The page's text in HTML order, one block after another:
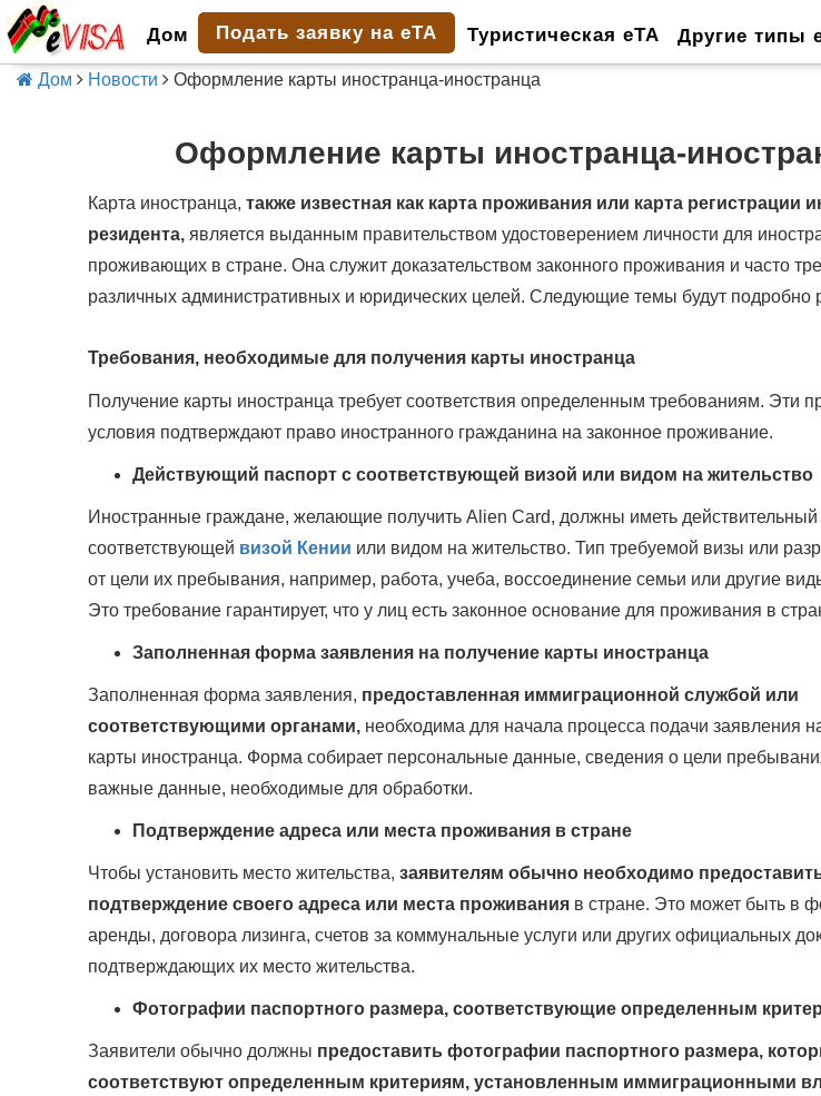
Дом Подать заявку на eTA Туристическая eTA Другие типы
Дом Новости Оформление карты иностранца-иностранца
Оформление карты иностранца-
Карта иностранца, также известная как карта проживания или карта регистрации
резидента,является выданным правительством удостоверением личности для
проживающих в стране. Она служит доказательством законного проживания и часто
различных административных и юридических целей. Следующие темы будут подробно
Требования, необходимые для получения карты иностранца
Получение карты иностранца требует соответствия определенным требованиям. Эти
условия подтверждают право иностранного гражданина на законное проживание.
Действующий паспорт с соответствующей визой или видом на жительство
Иностранные граждане, желающие получить Alien Card, должны иметь действительный
соответствующей визой Кении или видом на жительство. Тип требуемой визы или
от цели их пребывания, например, работа, учеба, воссоединение семьи или другие
Это требование гарантирует, что у лиц есть законное основание для проживания в
Заполненная форма заявления на получение карты иностранца
Заполненная форма заявления, предоставленная иммиграционной службой или
соответствующими органами,необходима для начала процесса подачи заявления
карты иностранца. Форма собирает персональные данные, сведения о цели
важные данные, необходимые для обработки.
Подтверждение адреса или места проживания в стране
Чтобы установить место жительства, заявителям обычно необходимо
подтверждение своего адреса или места проживанияв стране. Это может быть в
аренды, договора лизинга, счетов за коммунальные услуги или других официальных
подтверждающих их место жительства.
Фотографии паспортного размера, соответствующие определенным
Заявители обычно должны предоставить фотографии паспортного размера,
соответствуют определенным критериям, установленным иммиграционными